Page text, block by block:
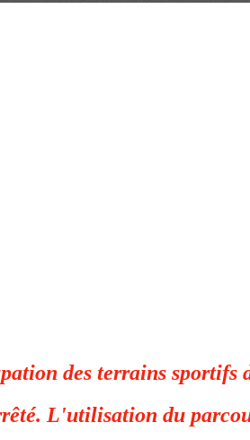
des terrains sportifs
L'utilisation du